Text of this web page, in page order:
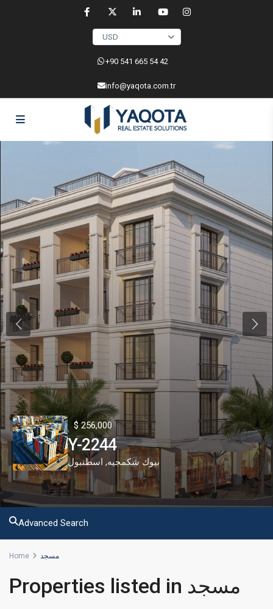
USD
‎+90 541 665 54 42
info@yaqota.com.tr
Previous
$ 256,000
Y-2244
بيوك شكمجيه, اسطنبول
Next
Advanced Search
Home مسجد
Properties listed in مسجد